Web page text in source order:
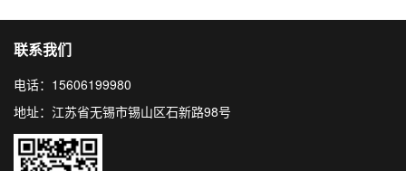
联系我们
电话：15606199980
地址：江苏省无锡市锡山区石新路98号